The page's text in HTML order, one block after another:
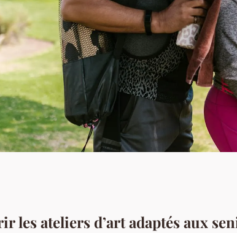
les ateliers d’art adaptés aux